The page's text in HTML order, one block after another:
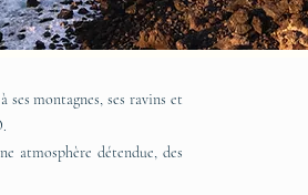
montagnes, ses ravins et
atmosphère détendue, des